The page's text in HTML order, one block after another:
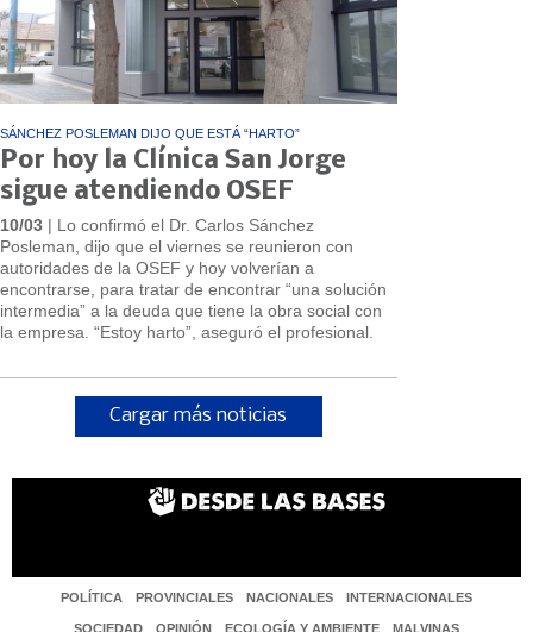
SÁNCHEZ POSLEMAN DIJO QUE ESTÁ “HARTO”
Por hoy la Clínica San Jorge
sigue atendiendo OSEF
10/03 | Lo confirmó el Dr. Carlos Sánchez
Posleman, dijo que el viernes se reunieron con
autoridades de la OSEF y hoy volverían a
encontrarse, para tratar de encontrar “una solución
intermedia” a la deuda que tiene la obra social con
la empresa. “Estoy harto”, aseguró el profesional.
Cargar más noticias
POLÍTICA PROVINCIALES NACIONALES INTERNACIONALES
SOCIEDAD OPINIÓN ECOLOGÍA Y AMBIENTE MALVINAS